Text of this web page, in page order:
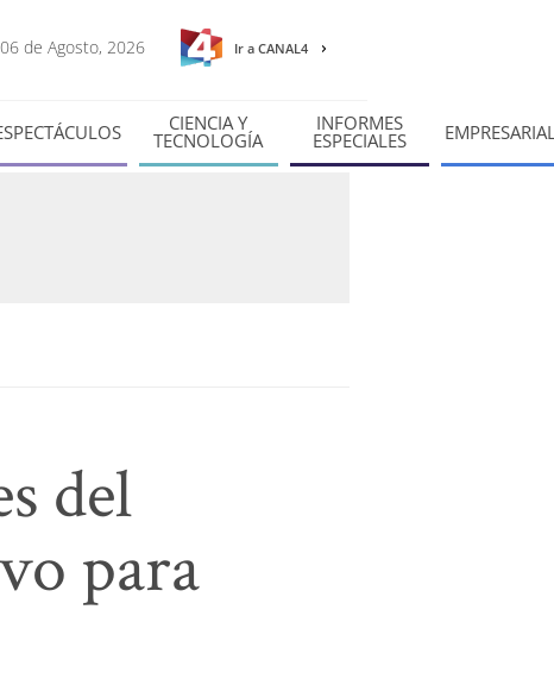
06 de Agosto, 2026 Ir a CANAL4
CIENCIA Y
TECNOLOGÍA
INFORMES
ESPECIALES
del
para